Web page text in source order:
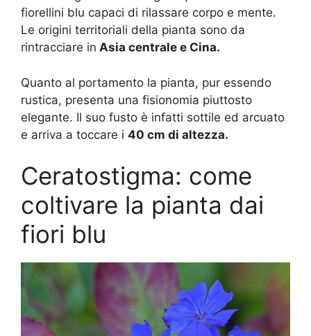
fiorellini blu capaci di rilassare corpo e mente.
Le origini territoriali della pianta sono da
rintracciare in Asia centrale e Cina.
Quanto al portamento la pianta, pur essendo
rustica, presenta una fisionomia piuttosto
elegante. Il suo fusto è infatti sottile ed arcuato
e arriva a toccare i 40 cm di altezza.
Ceratostigma: come
coltivare la pianta dai
fiori blu